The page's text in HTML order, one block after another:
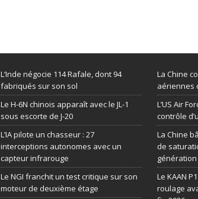
L’Inde négocie 114 Rafale, dont 94
fabriqués sur son sol
Le H-6N chinois apparaît avec le JL-1
sous escorte de J-20
L’IA pilote un chasseur : 27
interceptions autonomes avec un
capteur infrarouge
Le NGI franchit un test critique sur son
moteur de deuxième étage
La Chine
aériennes
L’US Air
contrôle
La Chine
de
génération
Le KAAN
roulage